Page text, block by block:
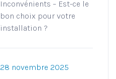
Inconvénients – Est-ce le
bon choix pour votre
installation ?
28 novembre 2025